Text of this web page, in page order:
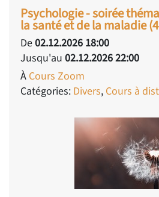
Psychologie - soirée
la santé et de la maladie
De02.12.2026 18:00
Jusqu'au 02.12.2026 22:00
À Cours Zoom
Catégories: Divers, Cours à